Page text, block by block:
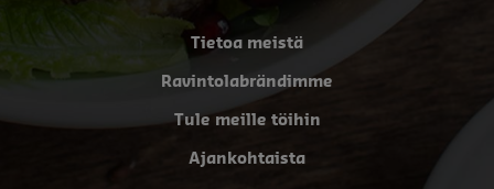
Tietoa meistä
Ravintolabrändimme
Tule meille töihin
Ajankohtaista